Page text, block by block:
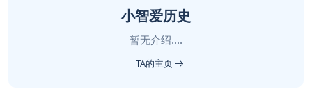
小智爱历史
暂无介绍....
TA的主页